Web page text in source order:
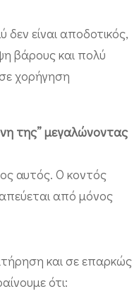
είναι αποδοτικός,
βάρους και πολύ
χορήγηση
της” μεγαλώνοντας
αυτός. Ο κοντός
από μόνος
και σε επαρκώς
ότι: